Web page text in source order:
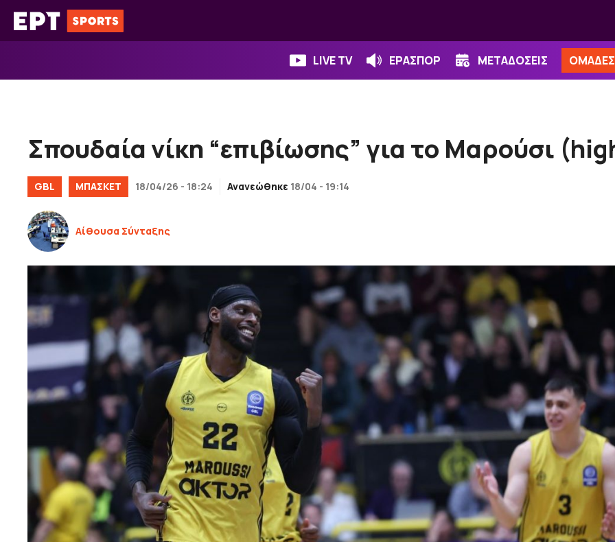
Μετάβαση
σε
LIVE TV ΕΡΑΣΠΟΡ ΜΕΤΑΔΟΣΕΙΣ ΟΜΑΔΕΣ
Σπουδαία νίκη “επιβίωσης” για το Μαρούσι
GBL ΜΠΑΣΚΕΤ 18/04/26 - 18:24 Ανανεώθηκε 18/04 - 19:14
Αίθουσα Σύνταξης